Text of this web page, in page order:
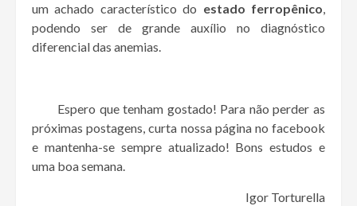
um achado característico do estado ferropênico,
podendo ser de grande auxílio no diagnóstico
diferencial das anemias.
Espero que tenham gostado! Para não perder as
próximas postagens, curta nossa página no facebook
e mantenha-se sempre atualizado! Bons estudos e
uma boa semana.
Igor Torturella